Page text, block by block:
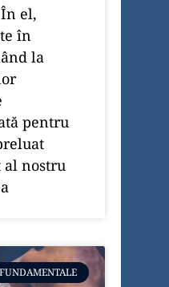
el,
în
la
pentru
al nostru